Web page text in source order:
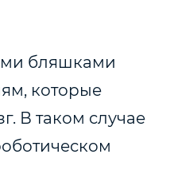
бляшками
которые
В таком случае